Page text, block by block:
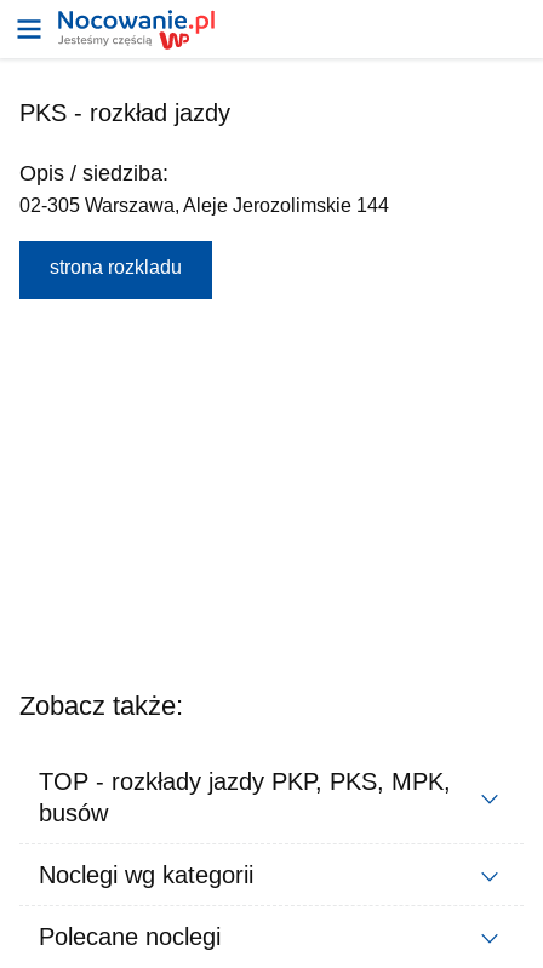
PKS - rozkład jazdy
Opis / siedziba:
02-305 Warszawa, Aleje Jerozolimskie 144
strona rozkladu
Zobacz także:
TOP - rozkłady jazdy PKP, PKS, MPK,
busów
Noclegi wg kategorii
Polecane noclegi